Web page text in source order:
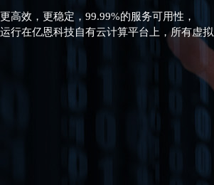
更高效，更稳定，99.99%的服务可用性，
运行在亿恩科技自有云计算平台上，所有虚